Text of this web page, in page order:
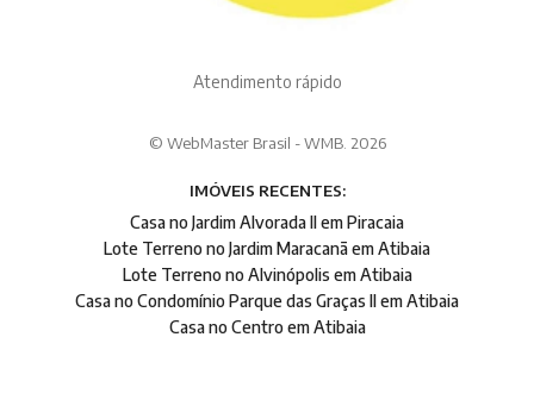
Atendimento rápido
© WebMaster Brasil - WMB. 2026
IMÓVEIS RECENTES:
Casa no Jardim Alvorada II em Piracaia
Lote Terreno no Jardim Maracanã em Atibaia
Lote Terreno no Alvinópolis em Atibaia
Casa no Condomínio Parque das Graças II em Atibaia
Casa no Centro em Atibaia